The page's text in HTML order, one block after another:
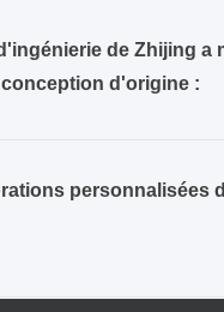
de Zhijing a
d'origine :
personnalisées